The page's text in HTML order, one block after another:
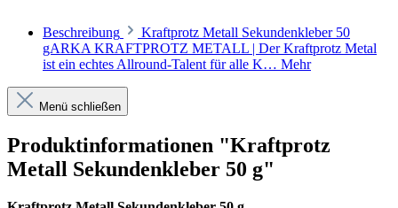
Beschreibung
Kraftprotz Metall Sekundenkleber 50
gARKA KRAFTPROTZ METALL | Der Kraftprotz Metal
ist ein echtes Allround-Talent für alle K… Mehr
Menü schließen
Produktinformationen "Kraftprotz
Metall Sekundenkleber 50 g"